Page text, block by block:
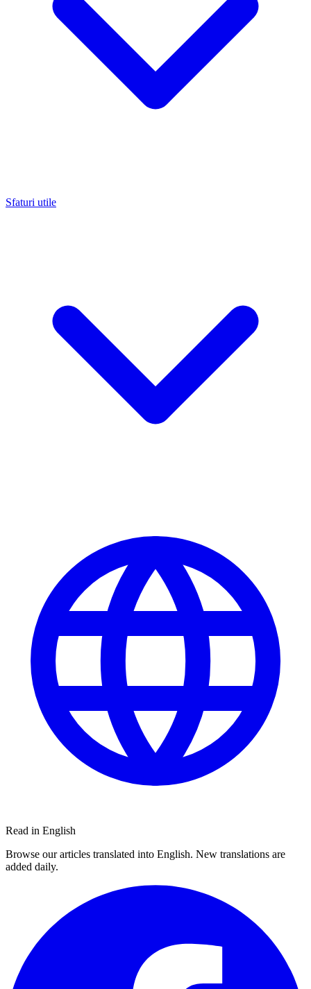
Sfaturi utile
Read in English
Browse our articles translated into English. New translations are
added daily.